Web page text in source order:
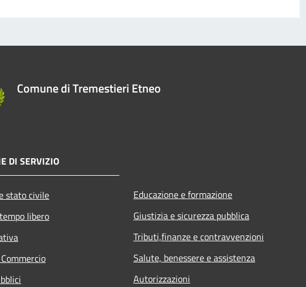
Comune di Tremestieri Etneo
DI SERVIZIO
stato civile
libero
Educazione e formazione
Giustizia e sicurezza pubblica
Tributi,finanze e contravvenzioni
Salute, benessere e assistenza
Autorizzazioni